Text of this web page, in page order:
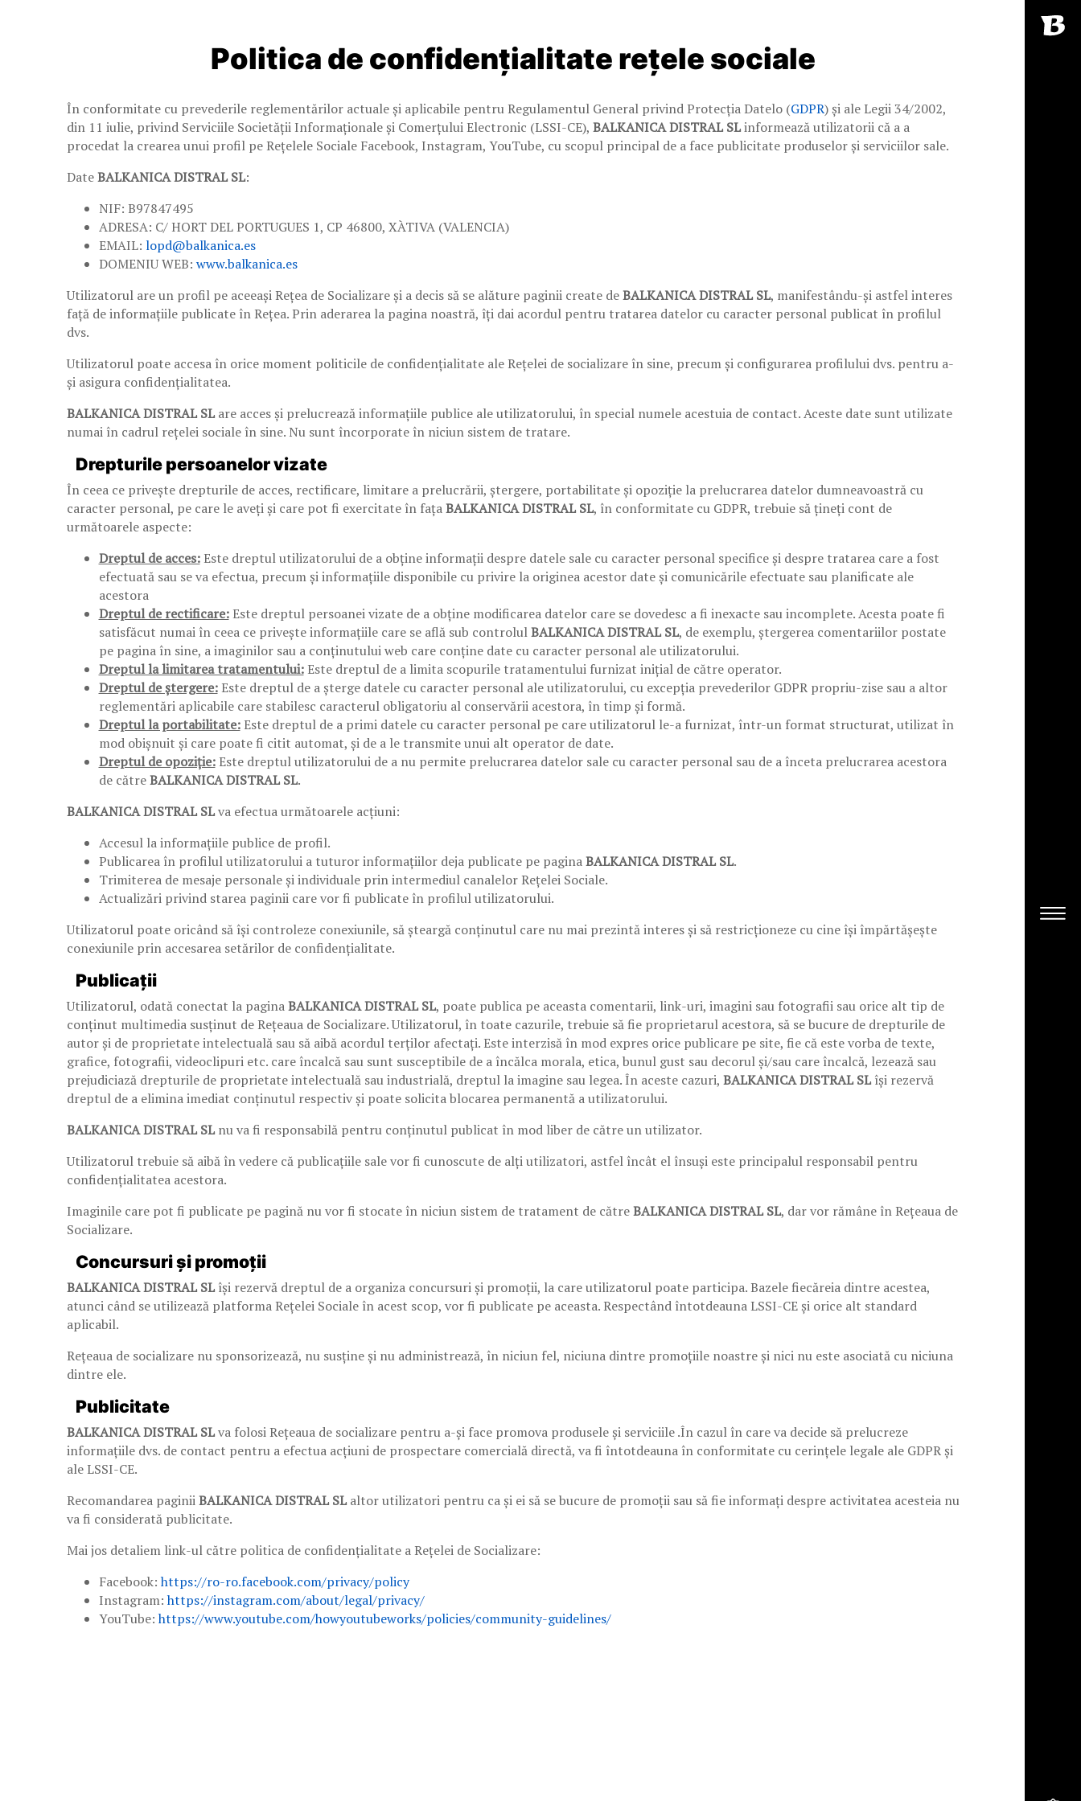
Politica de confidențialitate rețele sociale
În conformitate cu prevederile reglementărilor actuale și aplicabile pentru Regulamentul General privind Protecția Datelo (GDPR) și ale Legii 34/2002,
din 11 iulie, privind Serviciile Societății Informaționale și Comerțului Electronic (LSSI-CE), BALKANICA DISTRAL SLinformează utilizatorii că a a
procedat la crearea unui profil pe Rețelele Sociale Facebook, Instagram, YouTube, cu scopul principal de a face publicitate produselor și serviciilor sale.
DateBALKANICA DISTRAL SL:
NIF: B97847495
ADRESA: C/ HORT DEL PORTUGUES 1, CP 46800, XÀTIVA (VALENCIA)
EMAIL: lopd@balkanica.es
DOMENIU WEB: www.balkanica.es
Utilizatorul are un profil pe aceeași Rețea de Socializare și a decis să se alăture paginii create deBALKANICA DISTRAL SL, manifestându-și astfel interes
față de informațiile publicate în Rețea. Prin aderarea la pagina noastră, îți dai acordul pentru tratarea datelor cu caracter personal publicat în profilul
dvs.
Utilizatorul poate accesa în orice moment politicile de confidențialitate ale Rețelei de socializare în sine, precum și configurarea profilului dvs. pentru a-
și asigura confidențialitatea.
BALKANICA DISTRAL SLare acces și prelucrează informațiile publice ale utilizatorului, în special numele acestuia de contact. Aceste date sunt utilizate
numai în cadrul rețelei sociale în sine. Nu sunt încorporate în niciun sistem de tratare.
Drepturile persoanelor vizate
În ceea ce privește drepturile de acces, rectificare, limitare a prelucrării, ștergere, portabilitate și opoziție la prelucrarea datelor dumneavoastră cu
caracter personal, pe care le aveți și care pot fi exercitate în fațaBALKANICA DISTRAL SL, în conformitate cu GDPR, trebuie să țineți cont de
următoarele aspecte:
Dreptul de acces:Este dreptul utilizatorului de a obține informații despre datele sale cu caracter personal specifice și despre tratarea care a fost
efectuată sau se va efectua, precum și informațiile disponibile cu privire la originea acestor date și comunicările efectuate sau planificate ale
acestora
Dreptul de rectificare:Este dreptul persoanei vizate de a obține modificarea datelor care se dovedesc a fi inexacte sau incomplete. Acesta poate fi
satisfăcut numai în ceea ce privește informațiile care se află sub controlulBALKANICA DISTRAL SL, de exemplu, ștergerea comentariilor postate
pe pagina în sine, a imaginilor sau a conținutului web care conține date cu caracter personal ale utilizatorului.
Dreptul la limitarea tratamentului:Este dreptul de a limita scopurile tratamentului furnizat inițial de către operator.
Dreptul de ștergere:Este dreptul de a șterge datele cu caracter personal ale utilizatorului, cu excepția prevederilor GDPR propriu-zise sau a altor
reglementări aplicabile care stabilesc caracterul obligatoriu al conservării acestora, în timp și formă.
Dreptul la portabilitate:Este dreptul de a primi datele cu caracter personal pe care utilizatorul le-a furnizat, într-un format structurat, utilizat în
mod obișnuit și care poate fi citit automat, și de a le transmite unui alt operator de date.
Dreptul de opoziție:Este dreptul utilizatorului de a nu permite prelucrarea datelor sale cu caracter personal sau de a înceta prelucrarea acestora
de cătreBALKANICA DISTRAL SL.
BALKANICA DISTRAL SLva efectua următoarele acțiuni:
Accesul la informațiile publice de profil.
Publicarea în profilul utilizatorului a tuturor informațiilor deja publicate pe paginaBALKANICA DISTRAL SL.
Trimiterea de mesaje personale și individuale prin intermediul canalelor Rețelei Sociale.
Actualizări privind starea paginii care vor fi publicate în profilul utilizatorului.
Utilizatorul poate oricând să își controleze conexiunile, să șteargă conținutul care nu mai prezintă interes și să restricționeze cu cine își împărtășește
conexiunile prin accesarea setărilor de confidențialitate.
Publicații
Utilizatorul, odată conectat la paginaBALKANICA DISTRAL SL, poate publica pe aceasta comentarii, link-uri, imagini sau fotografii sau orice alt tip de
conținut multimedia susținut de Rețeaua de Socializare. Utilizatorul, în toate cazurile, trebuie să fie proprietarul acestora, să se bucure de drepturile de
autor și de proprietate intelectuală sau să aibă acordul terților afectați. Este interzisă în mod expres orice publicare pe site, fie că este vorba de texte,
grafice, fotografii, videoclipuri etc. care încalcă sau sunt susceptibile de a încălca morala, etica, bunul gust sau decorul și/sau care încalcă, lezează sau
prejudiciază drepturile de proprietate intelectuală sau industrială, dreptul la imagine sau legea. În aceste cazuri, BALKANICA DISTRAL SLîși rezervă
dreptul de a elimina imediat conținutul respectiv și poate solicita blocarea permanentă a utilizatorului.
BALKANICA DISTRAL SLnu va fi responsabilă pentru conținutul publicat în mod liber de către un utilizator.
Utilizatorul trebuie să aibă în vedere că publicațiile sale vor fi cunoscute de alți utilizatori, astfel încât el însuși este principalul responsabil pentru
confidențialitatea acestora.
Imaginile care pot fi publicate pe pagină nu vor fi stocate în niciun sistem de tratament de cătreBALKANICA DISTRAL SL, dar vor rămâne în Rețeaua de
Socializare.
Concursuri și promoții
BALKANICA DISTRAL SLîși rezervă dreptul de a organiza concursuri și promoții, la care utilizatorul poate participa. Bazele fiecăreia dintre acestea,
atunci când se utilizează platforma Rețelei Sociale în acest scop, vor fi publicate pe aceasta. Respectând întotdeauna LSSI-CE și orice alt standard
aplicabil.
Rețeaua de socializare nu sponsorizează, nu susține și nu administrează, în niciun fel, niciuna dintre promoțiile noastre și nici nu este asociată cu niciuna
dintre ele.
Publicitate
BALKANICA DISTRAL SLva folosi Rețeaua de socializare pentru a-și face promova produsele și serviciile .În cazul în care va decide să prelucreze
informațiile dvs. de contact pentru a efectua acțiuni de prospectare comercială directă, va fi întotdeauna în conformitate cu cerințele legale ale GDPR și
ale LSSI-CE.
Recomandarea paginiiBALKANICA DISTRAL SLaltor utilizatori pentru ca și ei să se bucure de promoții sau să fie informați despre activitatea acesteia nu
va fi considerată publicitate.
Mai jos detaliem link-ul către politica de confidențialitate a Rețelei de Socializare:
Facebook:https://ro-ro.facebook.com/privacy/policy
Instagram:https://instagram.com/about/legal/privacy/
YouTube:https://www.youtube.com/howyoutubeworks/policies/community-guidelines/